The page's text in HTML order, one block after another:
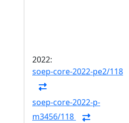
2022:
soep-core-2022-pe2/118
soep-core-2022-p-
m3456/118